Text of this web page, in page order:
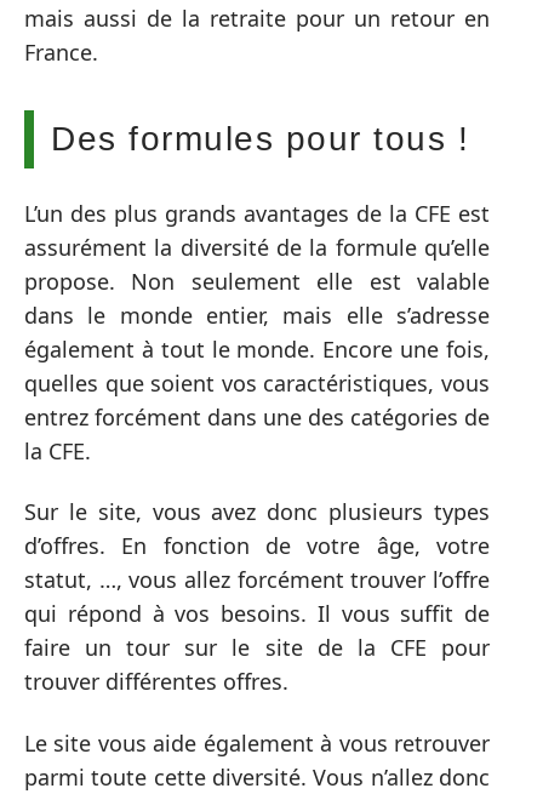
mais aussi de la retraite pour un retour en
France.
Des formules pour tous !
L’un des plus grands avantages de la CFE est
assurément la diversité de la formule qu’elle
propose. Non seulement elle est valable
dans le monde entier, mais elle s’adresse
également à tout le monde. Encore une fois,
quelles que soient vos caractéristiques, vous
entrez forcément dans une des catégories de
la CFE.
Sur le site, vous avez donc plusieurs types
d’offres. En fonction de votre âge, votre
statut, …, vous allez forcément trouver l’offre
qui répond à vos besoins. Il vous suffit de
faire un tour sur le site de la CFE pour
trouver différentes offres.
Le site vous aide également à vous retrouver
parmi toute cette diversité. Vous n’allez donc